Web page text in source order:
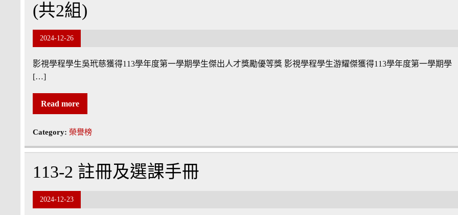
(共2組)
2024-12-26
影視學程學生吳玳慈獲得113學年度第一學期學生傑出人才獎勵優等獎 影視學程學生游耀傑獲得113學年度第一學期學
[…]
Read more
Category: 榮譽榜
113-2 註冊及選課手冊
2024-12-23